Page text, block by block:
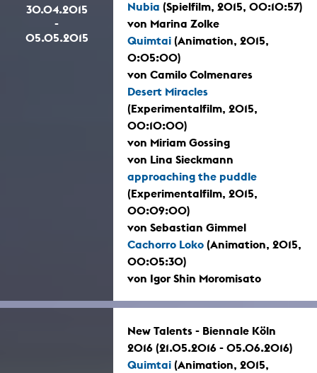
30.04.2015
-
05.05.2015
Nubia (Spielfilm, 2015, 00:10:57)
von Marina Zolke
Quimtai (Animation, 2015,
0:05:00)
von Camilo Colmenares
Desert Miracles
(Experimentalfilm, 2015,
00:10:00)
von Miriam Gossing
von Lina Sieckmann
approaching the puddle
(Experimentalfilm, 2015,
00:09:00)
von Sebastian Gimmel
Cachorro Loko (Animation, 2015,
00:05:30)
von Igor Shin Moromisato
New Talents - Biennale Köln
2016 (21.05.2016 - 05.06.2016)
Quimtai (Animation, 2015,